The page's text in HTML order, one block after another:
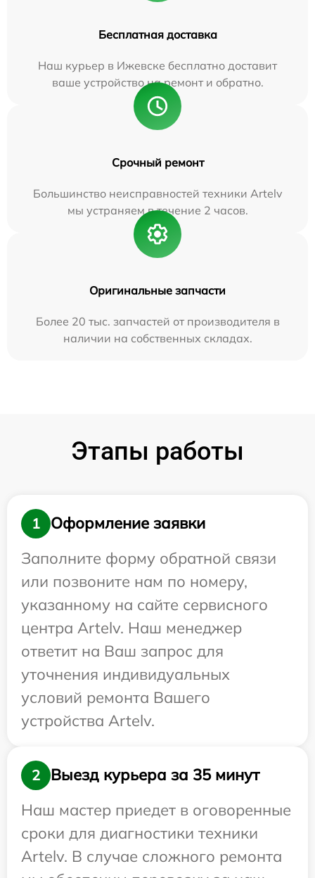
Бесплатная доставка
Наш курьер в Ижевске бесплатно доставит
ваше устройство на ремонт и обратно.
Срочный ремонт
Большинство неисправностей техники Artelv
мы устраняем в течение 2 часов.
Оригинальные запчасти
Более 20 тыс. запчастей от производителя в
наличии на собственных складах.
Этапы работы
1
Оформление заявки
Заполните форму обратной связи
или позвоните нам по номеру,
указанному на сайте сервисного
центра Artelv. Наш менеджер
ответит на Ваш запрос для
уточнения индивидуальных
условий ремонта Вашего
устройства Artelv.
2
Выезд курьера за 35 минут
Наш мастер приедет в оговоренные
сроки для диагностики техники
Artelv. В случае сложного ремонта